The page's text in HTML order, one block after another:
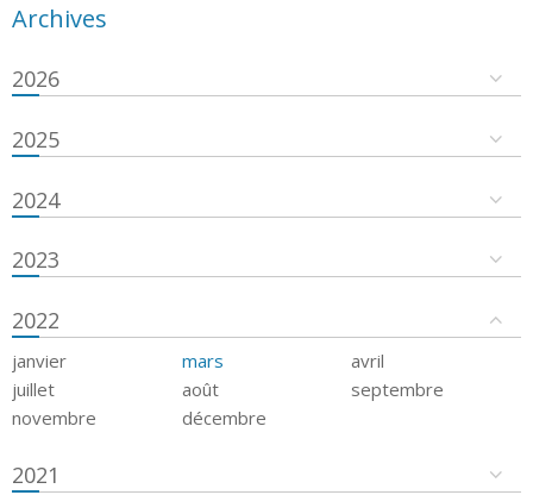
Archives
2026
2025
2024
2023
2022
janvier mars
avril
juillet
août
septembre
novembre
décembre
2021